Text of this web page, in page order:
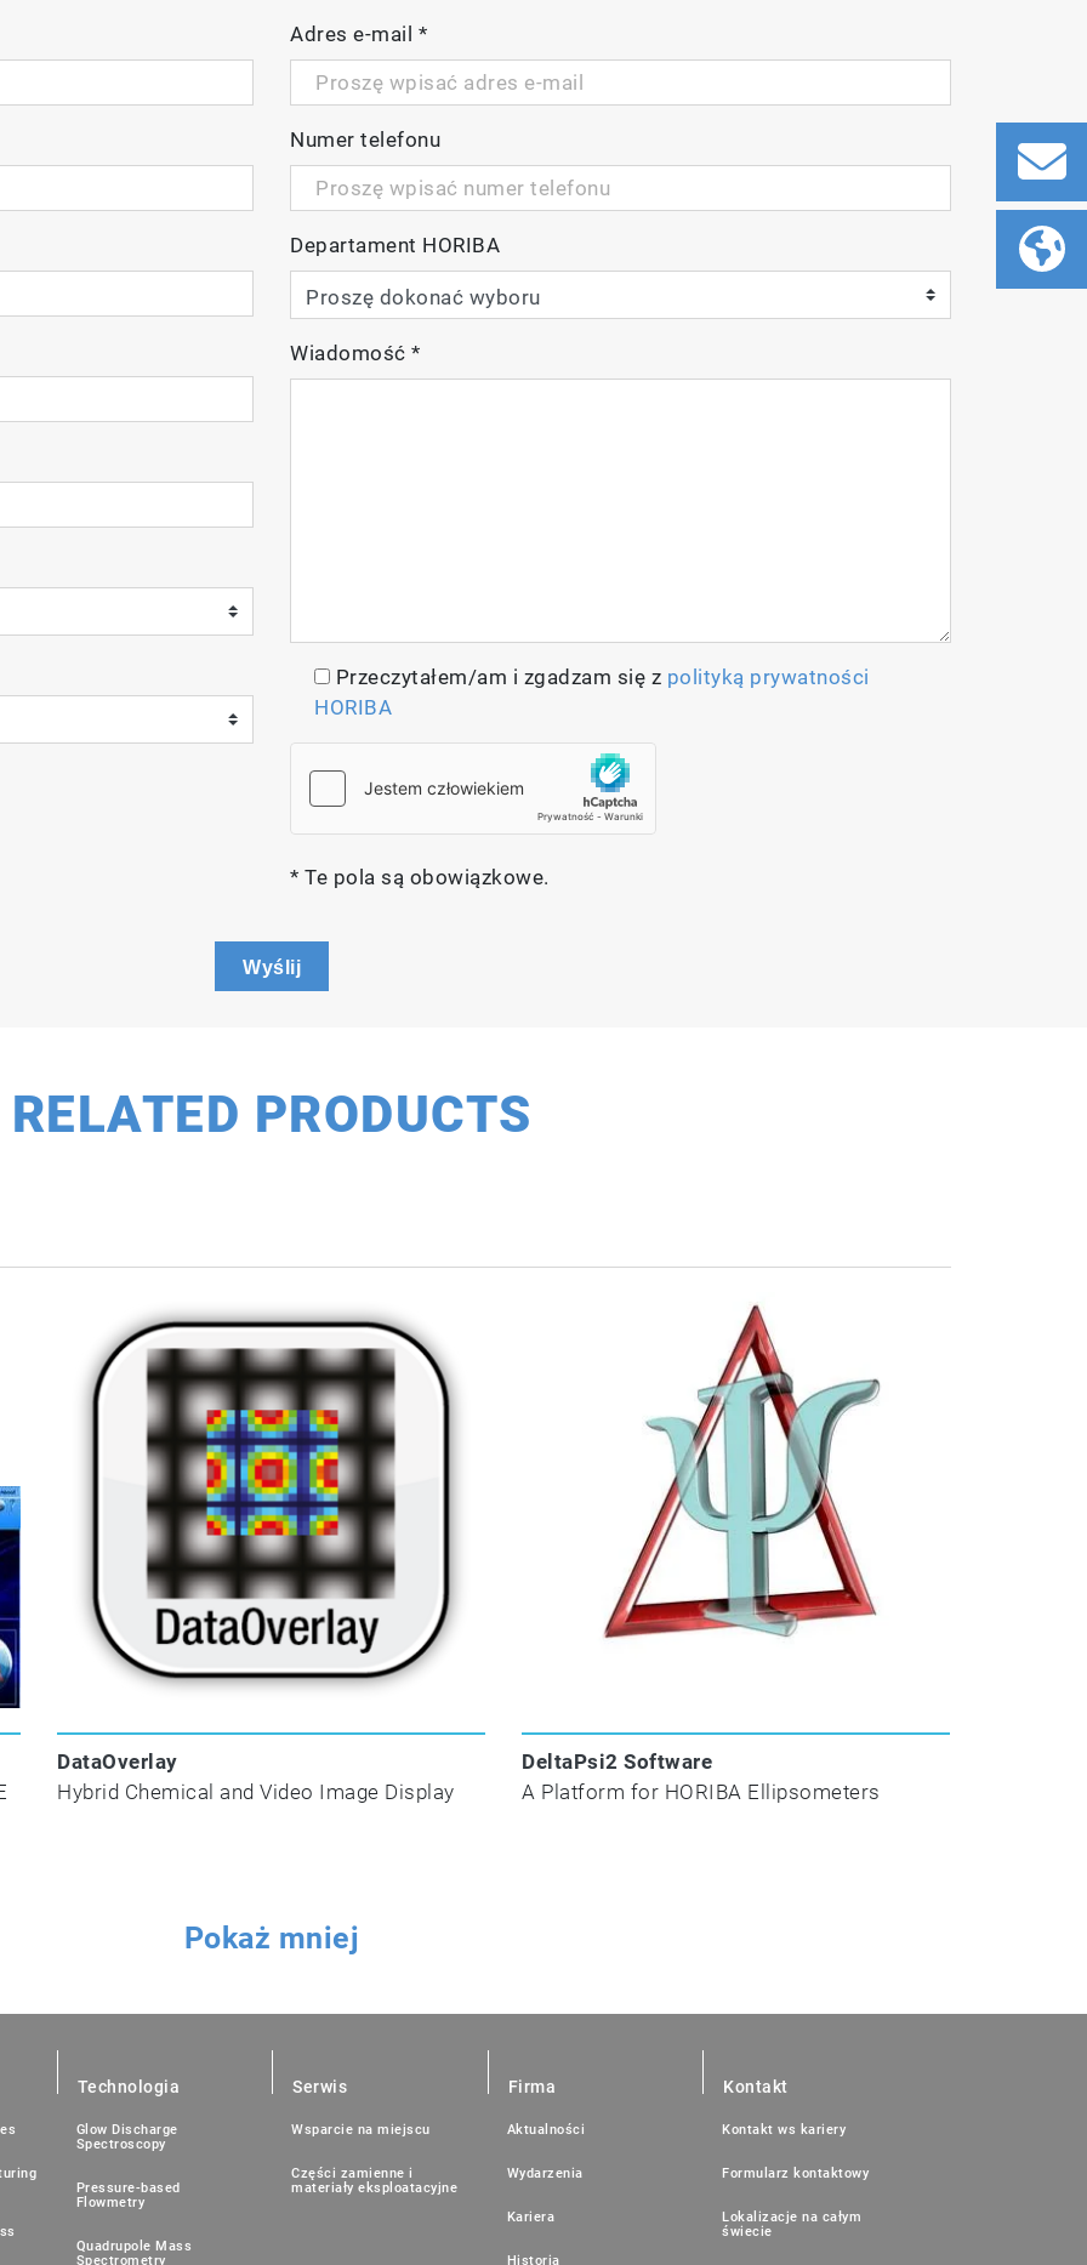
Adres e-mail *
Numer telefonu
Departament HORIBA
Wiadomość *
Przeczytałem/am i zgadzam się z polityką prywatności
HORIBA
* Te pola są obowiązkowe.
Wyślij
RELATED PRODUCTS
DataOverlay
Hybrid Chemical and Video Image Display
DeltaPsi2 Software
A Platform for HORIBA Ellipsometers
Pokaż mniej
Technologia
Glow Discharge
Spectroscopy
Pressure-based
Flowmetry
Quadrupole Mass
Spectrometry
Serwis
Wsparcie na miejscu
Części zamienne i
materiały eksploatacyjne
Firma
Aktualności
Wydarzenia
Kariera
Historia
Kontakt
Kontakt ws kariery
Formularz kontaktowy
Lokalizacje na całym
świecie